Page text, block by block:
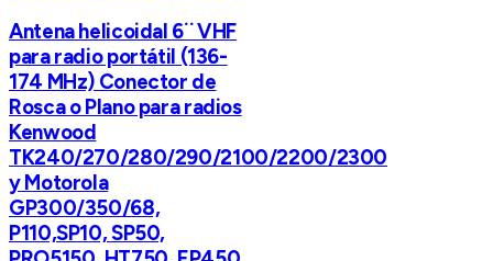
Antena helicoidal 6¨ VHF
para radio portátil (136-
174 MHz) Conector de
Rosca o Plano para radios
Kenwood
TK240/270/280/290/2100/2200/2300
y Motorola
GP300/350/68,
P110,SP10, SP50,